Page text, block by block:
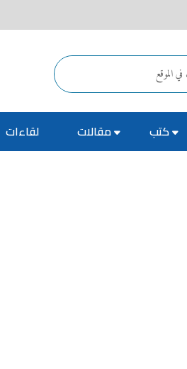
كتب مقالات لقاءات